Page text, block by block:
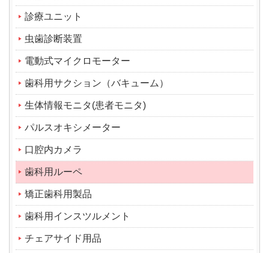
診療ユニット
虫歯診断装置
電動式マイクロモーター
歯科用サクション（バキューム）
生体情報モニタ(患者モニタ)
パルスオキシメーター
口腔内カメラ
歯科用ルーペ
矯正歯科用製品
歯科用インスツルメント
チェアサイド用品